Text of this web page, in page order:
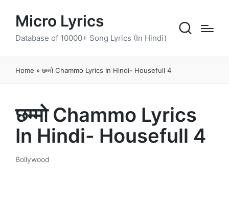
Micro Lyrics
Database of 10000+ Song Lyrics (In Hindi)
Home »छम्मो Chammo Lyrics In Hindi- Housefull 4
छम्मो Chammo Lyrics
In Hindi- Housefull 4
Posted
Bollywood